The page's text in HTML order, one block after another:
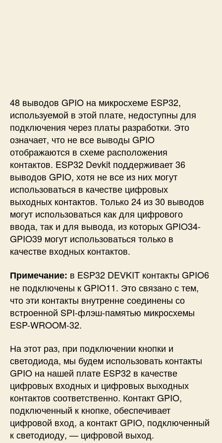
48 выводов GPIO на микросхеме ESP32,
используемой в этой плате, недоступны для
подключения через платы разработки. Это
означает, что не все выводы GPIO
отображаются в схеме расположения
контактов. ESP32 Devkit поддерживает 36
выводов GPIO, хотя не все из них могут
использоваться в качестве цифровых
выходных контактов. Только 24 из 30 выводов
могут использоваться как для цифрового
ввода, так и для вывода, из которых GPIO34-
GPIO39 могут использоваться только в
качестве входных контактов.
Примечание: в ESP32 DEVKIT контакты GPIO6
не подключены к GPIO11. Это связано с тем,
что эти контакты внутренне соединены со
встроенной SPI-флэш-памятью микросхемы
ESP-WROOM-32.
На этот раз, при подключении кнопки и
светодиода, мы будем использовать контакты
GPIO на нашей плате ESP32 в качестве
цифровых входных и цифровых выходных
контактов соответственно. Контакт GPIO,
подключенный к кнопке, обеспечивает
цифровой вход, а контакт GPIO, подключенный
к светодиоду, — цифровой выход.